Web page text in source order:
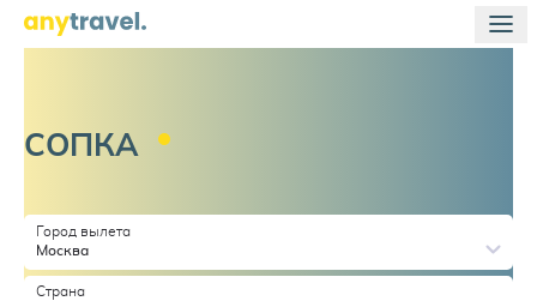
СОПКА
Город вылета
Москва
Страна